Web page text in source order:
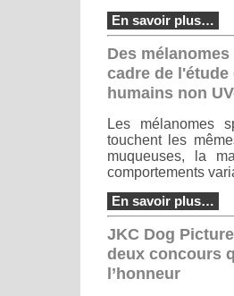
En savoir plus…
Des
cadre de
humains non
Les mélanomes
touchent les
muqueuses, la
comportements
En savoir plus…
JKC Dog
deux concours
l’honneur